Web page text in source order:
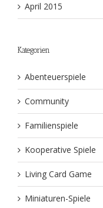
April 2015
Kategorien
Abenteuerspiele
Community
Familienspiele
Kooperative Spiele
Living Card Game
Miniaturen-Spiele